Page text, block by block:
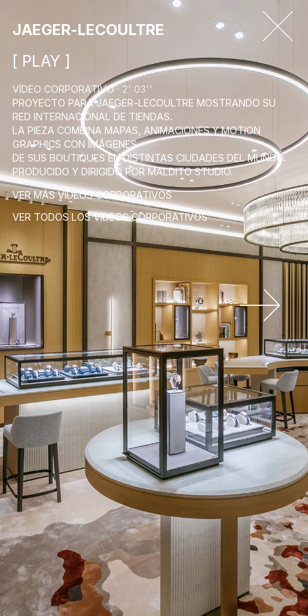
JAEGER-LECOULTRE
[ PLAY ]
VÍDEO CORPORATIVO· 2' 03''
PROYECTO PARA JAEGER-LECOULTRE MOSTRANDO SU
RED INTERNACIONAL DE TIENDAS.
LA PIEZA COMBINA MAPAS, ANIMACIONES Y MOTION
GRAPHICS CON IMÁGENES
DE SUS BOUTIQUES EN DISTINTAS CIUDADES DEL MUNDO.
PRODUCIDO Y DIRIGIDO POR MALDITO STUDIO.
VER MÁS VÍDEOS CORPORATIVOS
VER TODOS LOS VÍDEOS CORPORATIVOS